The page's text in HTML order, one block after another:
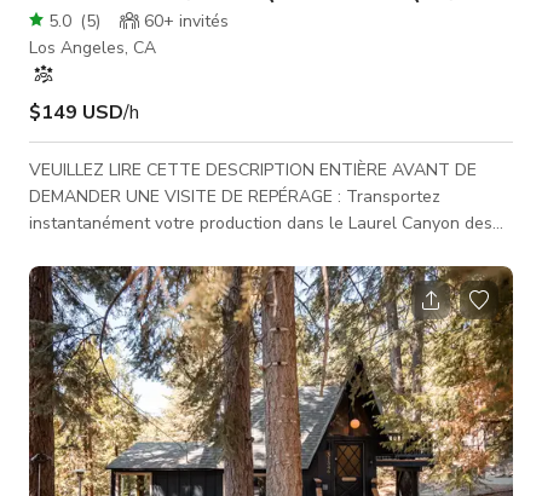
5.0 (5) 60+ invités
Los Angeles, CA
$149 USD/h
VEUILLEZ LIRE CETTE DESCRIPTION ENTIÈRE AVANT DE
DEMANDER UNE VISITE DE REPÉRAGE : Transportez
instantanément votre production dans le Laurel Canyon des
contre-culture et les personnalités occultes osent explorer
les plans astraux. Un espace dirigé professionnellement vous
enveloppe d'art et d'artefacts de magie et mystère
ésotériques, cryptiques et inquiétants. Sentez-vous comme si
vous étiez sous terre dans un voyage vaudou